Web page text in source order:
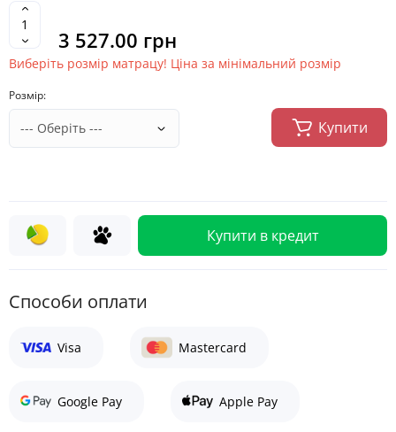
3 527.00 грн
Виберіть розмір матрацу! Ціна за мінімальний розмір
Розмір:
Купити
Купити в кредит
Cпособи оплати
Visa Mastercard
Google Pay Apple Pay